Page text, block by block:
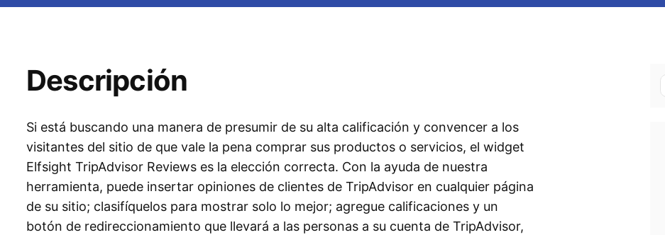
Descripción
Si está buscando una manera de presumir de su alta calificación y convencer a los
visitantes del sitio de que vale la pena comprar sus productos o servicios, el widget
Elfsight TripAdvisor Reviews es la elección correcta. Con la ayuda de nuestra
herramienta, puede insertar opiniones de clientes de TripAdvisor en cualquier página
de su sitio; clasifíquelos para mostrar solo lo mejor; agregue calificaciones y un
botón de redireccionamiento que llevará a las personas a su cuenta de TripAdvisor,